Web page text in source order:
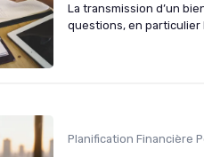
La transmission d’un
questions, en particulier
Planification Financière